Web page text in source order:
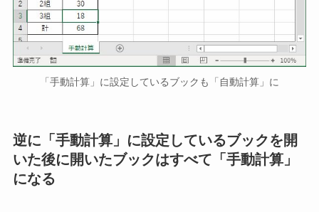
「手動計算」に設定しているブックも「自動計算」に
逆に「手動計算」に設定しているブックを開
いた後に開いたブックはすべて「手動計算」
になる